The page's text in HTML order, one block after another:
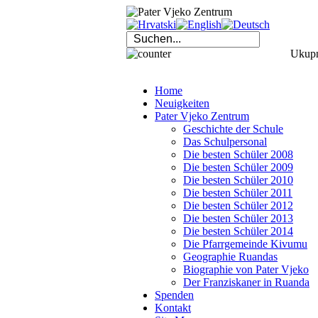
Home
Neuigkeiten
Pater Vjeko Zentrum
Geschichte der Schule
Das Schulpersonal
Die besten Schüler 2008
Die besten Schüler 2009
Die besten Schüler 2010
Die besten Schüler 2011
Die besten Schüler 2012
Die besten Schüler 2013
Die besten Schüler 2014
Die Pfarrgemeinde Kivumu
Geographie Ruandas
Biographie von Pater Vjeko
Der Franziskaner in Ruanda
Spenden
Kontakt